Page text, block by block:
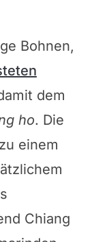
Bohnen,
dem
ho. Die
einem
Chiang